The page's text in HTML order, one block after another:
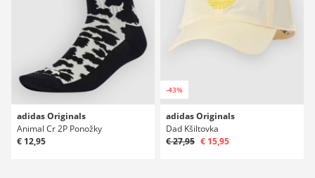
adidas Originals
Animal Cr 2P Ponožky
€ 12,95
-43%
adidas Originals
Dad Kšiltovka
€ 27,95 € 15,95